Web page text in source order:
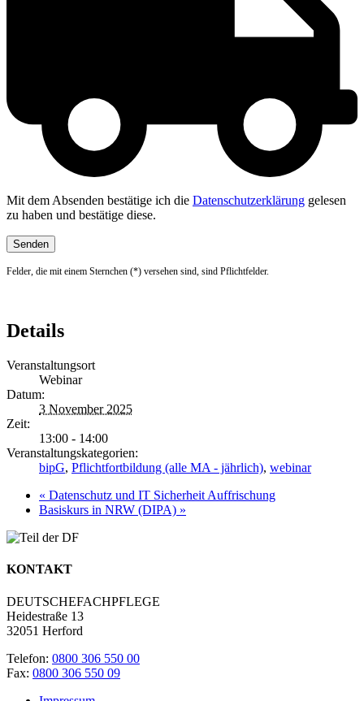
Mit dem Absenden bestätige ich die Datenschutzerklärung gelesen
zu haben und bestätige diese.
Felder, die mit einem Sternchen (*) versehen sind, sind Pflichtfelder.
Details
Veranstaltungsort
Webinar
Datum:
3 November 2025
Zeit:
13:00 - 14:00
Veranstaltungskategorien:
bipG, Pflichtfortbildung (alle MA - jährlich), webinar
« Datenschutz und IT Sicherheit Auffrischung
Basiskurs in NRW (DIPA) »
KONTAKT
DEUTSCHEFACHPFLEGE
Heidestraße 13
32051 Herford
Telefon: 0800 306 550 00
Fax: 0800 306 550 09